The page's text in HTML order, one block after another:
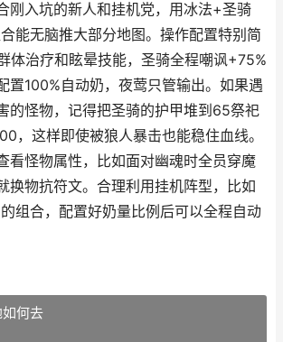
刚入坑的新人和挂机党，用冰法+圣骑
能无脑推大部分地图。操作配置特别简
体治疗和眩晕技能，圣骑全程嘲讽+75%
置100%自动奶，夜莺只管输出。如果遇
的怪物，记得把圣骑的护甲堆到65祭祀
，这样即使被狼人暴击也能稳住血线。
看怪物属性，比如面对幽魂时全员穿魔
换物抗符文。合理利用挂机阵型，比如
组合，配置好奶量比例后可以全程自动
何去